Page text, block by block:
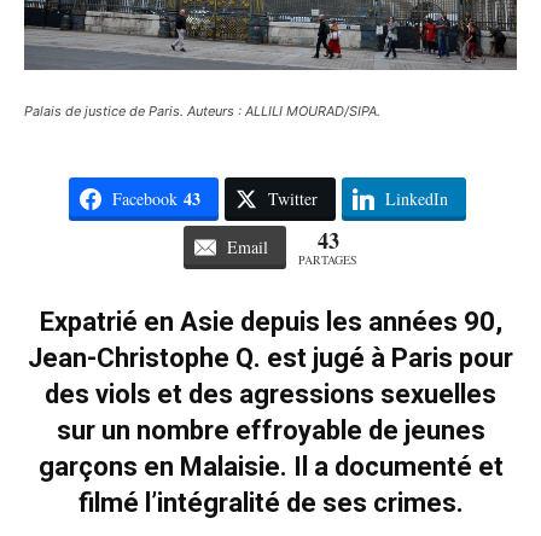
Palais de justice de Paris. Auteurs : ALLILI MOURAD/SIPA.
Facebook 43 Twitter LinkedIn
Email 43
PARTAGES
Expatrié en Asie depuis les années 90,
Jean-Christophe Q. est jugé à Paris pour
des viols et des agressions sexuelles
sur un nombre effroyable de jeunes
garçons en Malaisie. Il a documenté et
filmé l’intégralité de ses crimes.